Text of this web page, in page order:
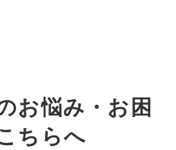
お悩み・お困
ちらへ